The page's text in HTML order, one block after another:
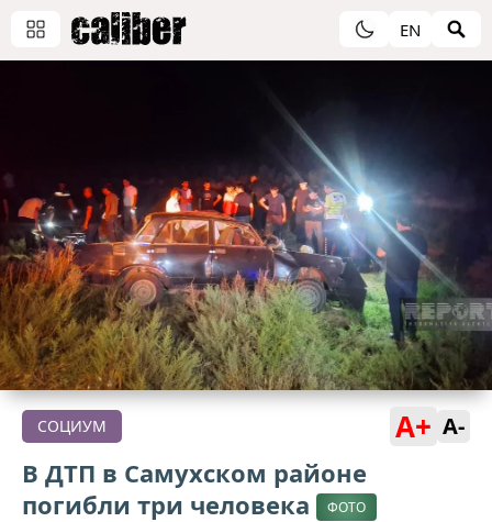
EN
СОЦИУМ A+ A-
В ДТП в Самухском районе
погибли три человека
ФОТО